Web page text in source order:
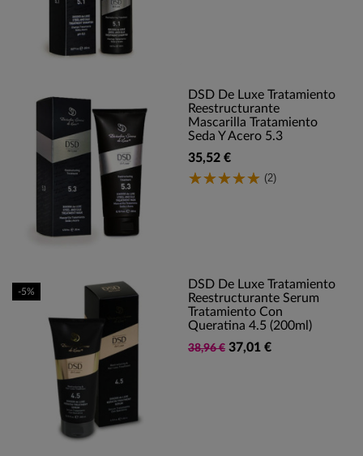
DSD De Luxe Tratamiento
Reestructurante
Mascarilla Tratamiento
Seda Y Acero 5.3
35,52 €
(2)
DSD De Luxe Tratamiento
Reestructurante Serum
Tratamiento Con
Queratina 4.5 (200ml)
38,96 € 37,01 €
-5%